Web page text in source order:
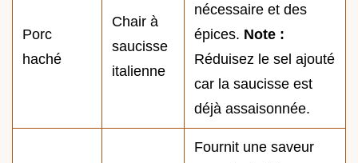
Porc
haché
Chair à
saucisse
italienne
nécessaire et des
épices. Note :
Réduisez le sel ajouté
car la saucisse est
déjà assaisonnée.
Fournit une saveur